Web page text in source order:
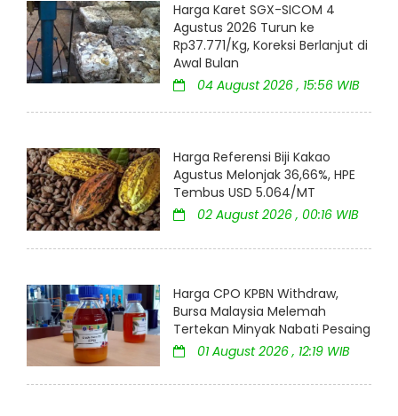
Harga Karet SGX-SICOM 4
Agustus 2026 Turun ke
Rp37.771/Kg, Koreksi Berlanjut di
Awal Bulan
04 August 2026 , 15:56 WIB
Harga Referensi Biji Kakao
Agustus Melonjak 36,66%, HPE
Tembus USD 5.064/MT
02 August 2026 , 00:16 WIB
Harga CPO KPBN Withdraw,
Bursa Malaysia Melemah
Tertekan Minyak Nabati Pesaing
01 August 2026 , 12:19 WIB